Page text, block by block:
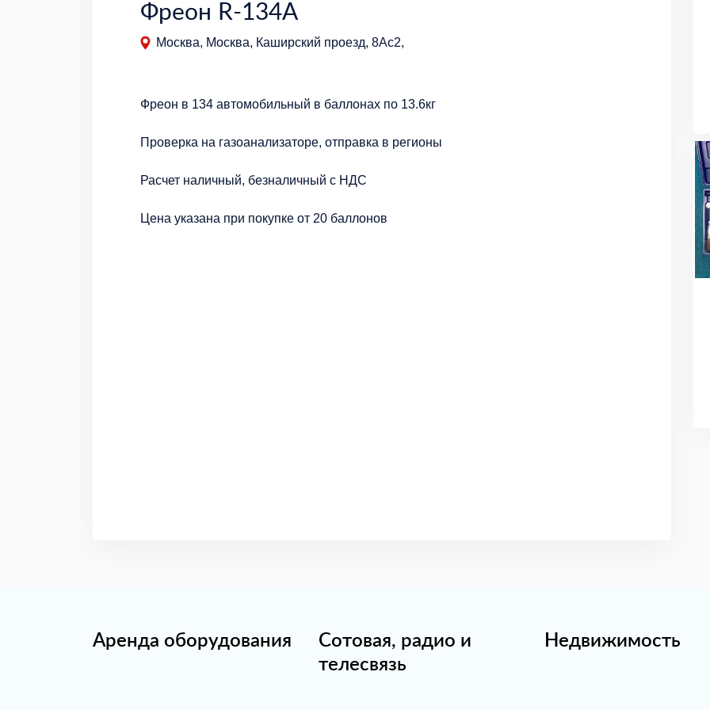
Фреон R-134A
Москва, Москва, Каширский проезд, 8Ас2,
Фреон в 134 автомобильный в баллонах по 13.6кг
Проверка на газоанализаторе, отправка в регионы
Расчет наличный, безналичный с НДС
Цена указана при покупке от 20 баллонов
Аренда оборудования
Сотовая, радио и
телесвязь
Недвижимость